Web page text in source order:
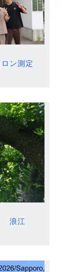
ン測定
浪江